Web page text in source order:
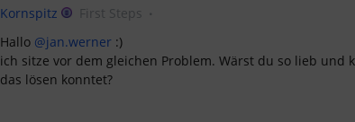
Kornspitz First Steps
Hallo @jan.werner :)
ich sitze vor dem gleichen Problem. Wärst du so lieb
das lösen konntet?